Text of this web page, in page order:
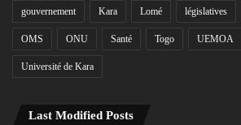
gouvernement Kara Lomé législatives
OMS ONU Santé Togo UEMOA
Université de Kara
Last Modified Posts